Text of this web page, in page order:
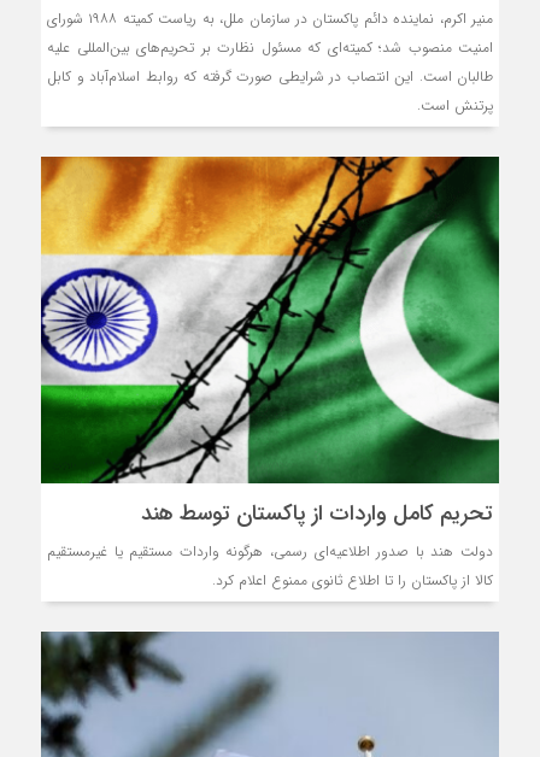
منیر اکرم، نماینده دائم پاکستان در سازمان ملل، به ریاست کمیته ۱۹۸۸ شورای
امنیت منصوب شد؛ کمیته‌ای که مسئول نظارت بر تحریم‌های بین‌المللی علیه
طالبان است. این انتصاب در شرایطی صورت گرفته که روابط اسلام‌آباد و کابل
پرتنش است.
تحریم کامل واردات از پاکستان توسط هند
دولت هند با صدور اطلاعیه‌ای رسمی، هرگونه واردات مستقیم یا غیرمستقیم
کالا از پاکستان را تا اطلاع ثانوی ممنوع اعلام کرد.